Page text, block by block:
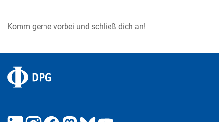
Komm gerne vorbei und schließ dich an!